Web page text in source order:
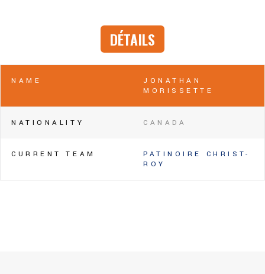
DÉTAILS
NAME
JONATHAN
MORISSETTE
NATIONALITY CANADA
CURRENT TEAM
PATINOIRE CHRIST-
ROY